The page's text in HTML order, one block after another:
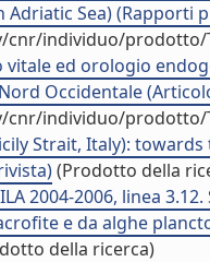
Sea) (Rapporti
individuo/prodotto/
ed orologio
Occidentale
individuo/prodotto/
Strait, Italy):
(Prodotto della
2004-2006, linea
e da alghe
della ricerca)